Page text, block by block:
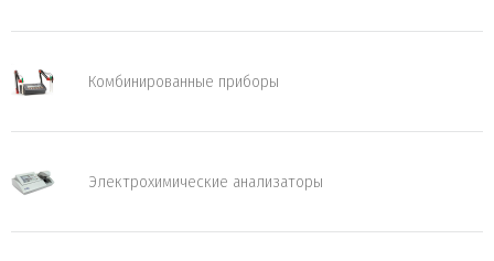
Комбинированные приборы
Электрохимические анализаторы